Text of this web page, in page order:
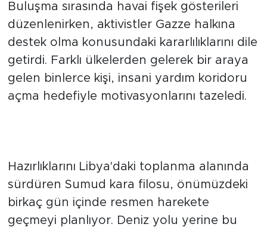
Buluşma sırasında havai fişek gösterileri
düzenlenirken, aktivistler Gazze halkına
destek olma konusundaki kararlılıklarını dile
getirdi. Farklı ülkelerden gelerek bir araya
gelen binlerce kişi, insani yardım koridoru
açma hedefiyle motivasyonlarını tazeledi.
Hazırlıklarını Libya'daki toplanma alanında
sürdüren Sumud kara filosu, önümüzdeki
birkaç gün içinde resmen harekete
geçmeyi planlıyor. Deniz yolu yerine bu